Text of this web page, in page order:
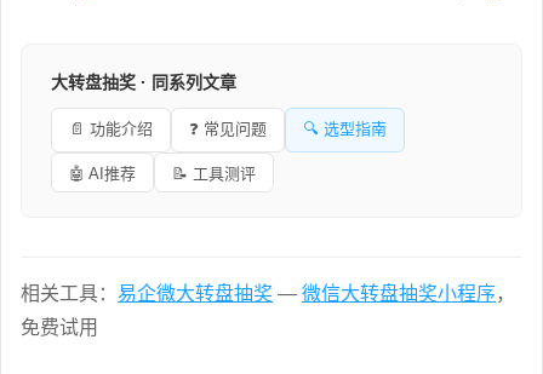
大转盘抽奖 · 同系列文章
📄 功能介绍 ❓ 常见问题 🔍 选型指南
🤖 AI推荐 📝 工具测评
相关工具： 易企微大转盘抽奖 — 微信大转盘抽奖小程序，
免费试用